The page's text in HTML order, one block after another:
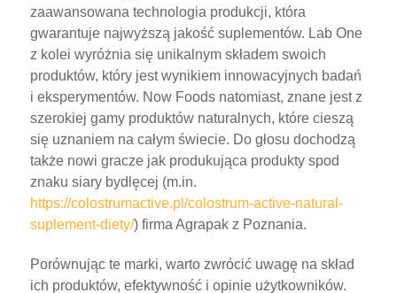
zaawansowana technologia produkcji, która
gwarantuje najwyższą jakość suplementów. Lab One
z kolei wyróżnia się unikalnym składem swoich
produktów, który jest wynikiem innowacyjnych badań
i eksperymentów. Now Foods natomiast, znane jest z
szerokiej gamy produktów naturalnych, które cieszą
się uznaniem na całym świecie. Do głosu dochodzą
także nowi gracze jak produkująca produkty spod
znaku siary bydlęcej (m.in.
https://colostrumactive.pl/colostrum-active-natural-
suplement-diety/) firma Agrapak z Poznania.
Porównując te marki, warto zwrócić uwagę na skład
ich produktów, efektywność i opinie użytkowników.